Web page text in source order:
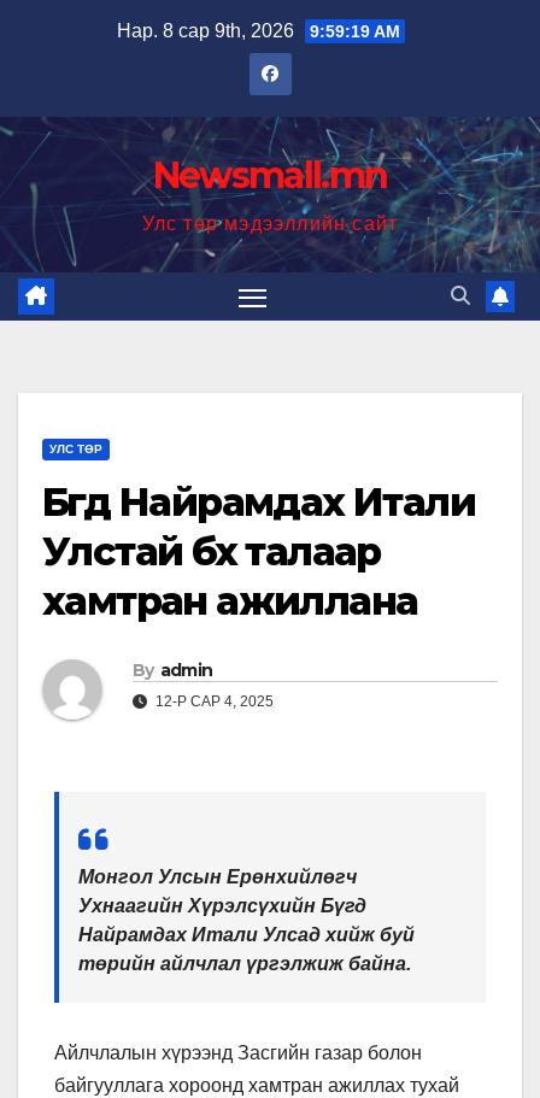
Нар. 8 сар 9th, 2026 9:59:20 AM
Newsmall.mn
Улс төр мэдээллийн сайт
УЛС ТӨР
Бүгд Найрамдах Итали
Улстай бүх талаар
хамтран ажиллана
By admin
12-Р САР 4, 2025
Монгол Улсын Ерөнхийлөгч
Ухнаагийн Хүрэлсүхийн Бүгд
Найрамдах Итали Улсад хийж буй
төрийн айлчлал үргэлжиж байна.
Айлчлалын хүрээнд Засгийн газар болон
байгууллага хороонд хамтран ажиллах тухай